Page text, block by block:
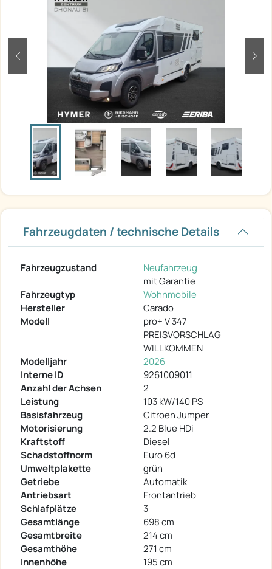
zurück
Fahrzeugdaten / technische Details
Fahrzeugzustand
Neufahrzeug
mit Garantie
Fahrzeugtyp
Wohnmobile
Hersteller
Carado
Modell
pro+ V 347
PREISVORSCHLAG
WILLKOMMEN
Modelljahr
2026
Interne ID
9261009011
Anzahl der Achsen
2
Leistung
103 kW/140 PS
Basisfahrzeug
Citroen Jumper
Motorisierung
2.2 Blue HDi
Kraftstoff
Diesel
Schadstoffnorm
Euro 6d
Umweltplakette
grün
Getriebe
Automatik
Antriebsart
Frontantrieb
Schlafplätze
3
Gesamtlänge
698 cm
Gesamtbreite
214 cm
Gesamthöhe
271 cm
Innenhöhe
195 cm